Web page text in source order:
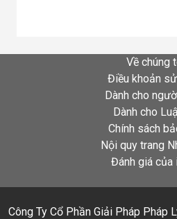
Về chúng
Điều khoản
Dành cho
Dành cho
Chính sách
Nội quy trang
Đánh giá của
Công Ty Cổ Phần Giải Pháp Pháp